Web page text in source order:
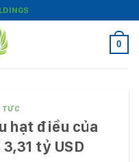
0
TỨC
hạt điều của
tỷ USD